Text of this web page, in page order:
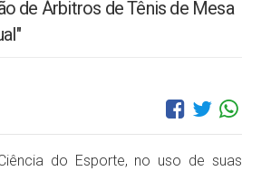
de Árbitros de Tênis de Mesa
do Esporte, no uso de suas